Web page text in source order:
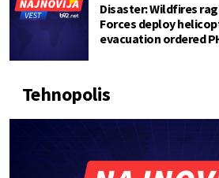
Disaster: Wildfires
Forces deploy
evacuation ordered
Tehnopolis